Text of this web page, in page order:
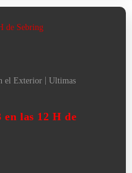
el Exterior
Ultimas
en las 12 H de